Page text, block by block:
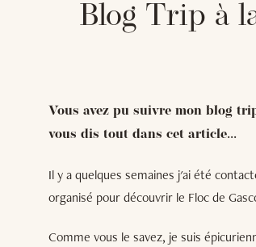
Blog Trip à
Vous avez pu suivre mon blog
vous dis tout dans cet article...
Il y a quelques semaines j'ai été
organisé pour découvrir le Floc de
Comme vous le savez, je suis